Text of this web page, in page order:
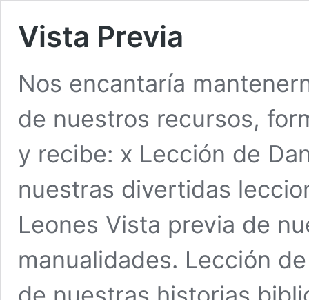
Vista Previa
Nos encantaría
de nuestros recursos,
y recibe: x Lección de
nuestras divertidas
Leones Vista previa de
manualidades. Lección